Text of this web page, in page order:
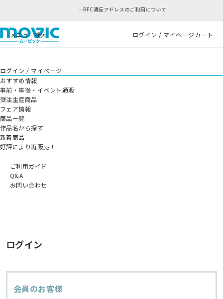
RFC違反アドレスのご利用について
メニュー検索 ログイン / マイページカート
ログイン / マイページ
おすすめ情報
事前・事後・イベント通販
受注生産商品
フェア情報
商品一覧
作品名から探す
新着商品
好評により再販売！
ご利用ガイド
Q&A
お問い合わせ
ログイン
会員のお客様